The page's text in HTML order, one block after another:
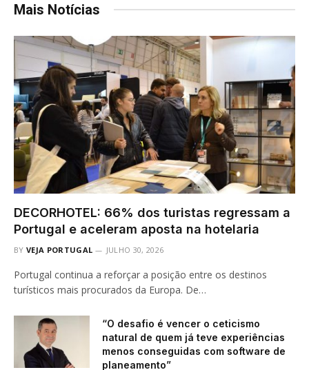
Mais Notícias
DECORHOTEL: 66% dos turistas regressam a
Portugal e aceleram aposta na hotelaria
BY VEJA PORTUGAL JULHO 30, 2026
Portugal continua a reforçar a posição entre os destinos
turísticos mais procurados da Europa. De…
“O desafio é vencer o ceticismo
natural de quem já teve experiências
menos conseguidas com software de
planeamento”